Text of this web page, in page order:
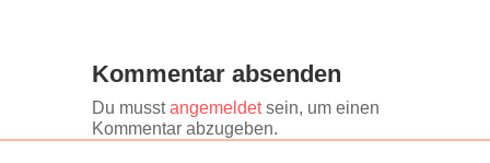
Kommentar absenden
Du musstangemeldetsein, um einen
Kommentar abzugeben.